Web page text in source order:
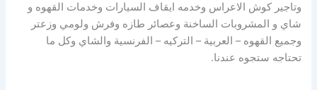
وتاجير كوش الاعراس وخدمه ايقاف السيارات وخدمات القهوه و
شاي و المشروبات الساخنة وعصائر طازه وفرش ولومي وزعتر
وجميع القهوه – العربية – التركيه – الفرنسية والشاي وكل ما
تحتاجه ستجوه عندنا.